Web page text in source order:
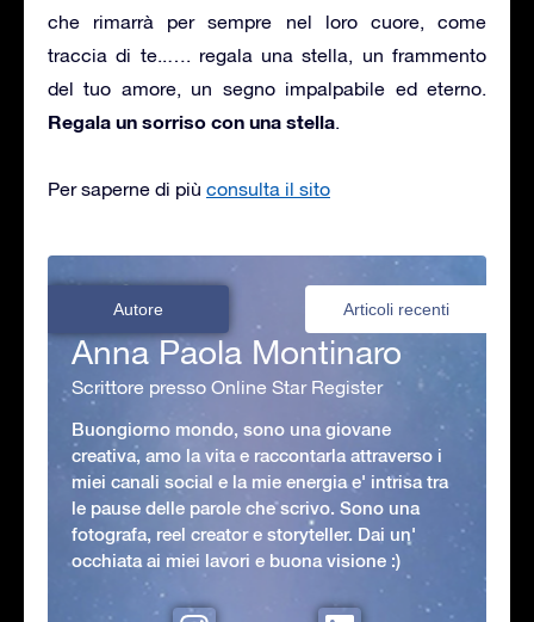
che rimarrà per sempre nel loro cuore, come
traccia di te..…. regala una stella, un frammento
del tuo amore, un segno impalpabile ed eterno.
Regala un sorriso con una stella.
Per saperne di più consulta il sito
Autore Articoli recenti
Anna Paola Montinaro
Scrittore presso Online Star Register
Buongiorno mondo, sono una giovane
creativa, amo la vita e raccontarla attraverso i
miei canali social e la mie energia e' intrisa tra
le pause delle parole che scrivo. Sono una
fotografa, reel creator e storyteller. Dai un'
occhiata ai miei lavori e buona visione :)